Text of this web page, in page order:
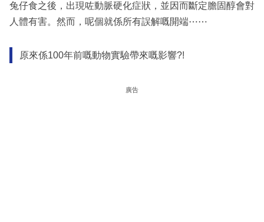
兔仔食之後，出現咗動脈硬化症狀，並因而斷定膽固醇會對
人體有害。然而，呢個就係所有誤解嘅開端⋯⋯
原來係100年前嘅動物實驗帶來嘅影響?!
廣告